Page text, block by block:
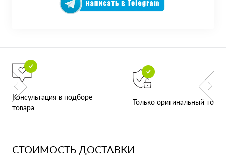
Консультация в подборе
товара
Только оригинальный товар
СТОИМОСТЬ ДОСТАВКИ